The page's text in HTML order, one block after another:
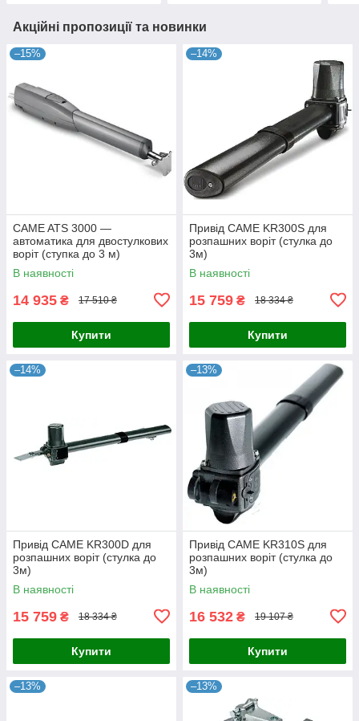
Акційні пропозиції та новинки
–15%
CAME ATS 3000 —
автоматика для двостулкових
воріт (ступка до 3 м)
В наявності
14 935 ₴ 17 510 ₴
Купити
–14%
Привід CAME KR300S для
розпашних воріт (стулка до
3м)
В наявності
15 759 ₴ 18 334 ₴
Купити
–14%
Привід CAME KR300D для
розпашних воріт (стулка до
3м)
В наявності
15 759 ₴ 18 334 ₴
Купити
–13%
Привід CAME KR310S для
розпашних воріт (стулка до
3м)
В наявності
16 532 ₴ 19 107 ₴
Купити
–13% –13%